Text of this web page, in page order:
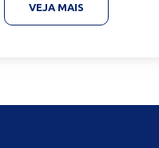
VEJA MAIS